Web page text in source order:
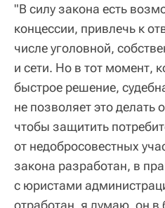
"В силу закона есть
концессии, привлечь к
числе уголовной,
и сети. Но в тот момент,
быстрое решение,
не позволяет это делать
чтобы защитить
от недобросовестных
закона разработан, в
с юристами
отработан, я думаю, он в